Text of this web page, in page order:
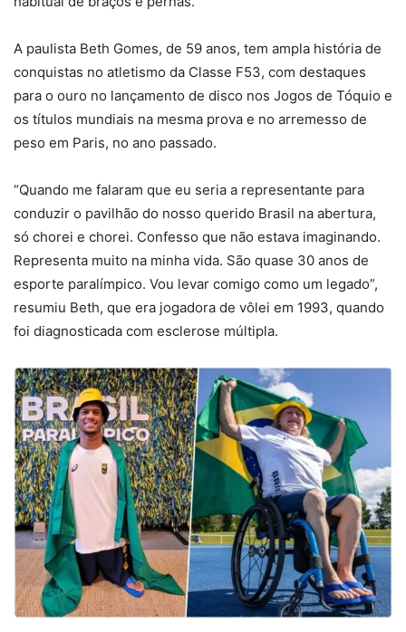
A paulista Beth Gomes, de 59 anos, tem ampla história de
conquistas no atletismo da Classe F53, com destaques
para o ouro no lançamento de disco nos Jogos de Tóquio e
os títulos mundiais na mesma prova e no arremesso de
peso em Paris, no ano passado.
“Quando me falaram que eu seria a representante para
conduzir o pavilhão do nosso querido Brasil na abertura,
só chorei e chorei. Confesso que não estava imaginando.
Representa muito na minha vida. São quase 30 anos de
esporte paralímpico. Vou levar comigo como um legado”,
resumiu Beth, que era jogadora de vôlei em 1993, quando
foi diagnosticada com esclerose múltipla.